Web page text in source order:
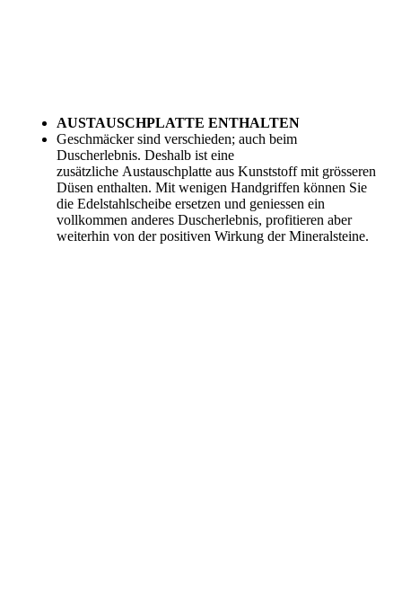
AUSTAUSCHPLATTE ENTHALTEN
Geschmäcker sind verschieden; auch beim
Duscherlebnis. Deshalb ist eine
zusätzliche Austauschplatte aus Kunststoff mit grösseren
Düsen enthalten. Mit wenigen Handgriffen können Sie
die Edelstahlscheibe ersetzen und geniessen ein
vollkommen anderes Duscherlebnis, profitieren aber
weiterhin von derpositiven Wirkung der Mineralsteine.